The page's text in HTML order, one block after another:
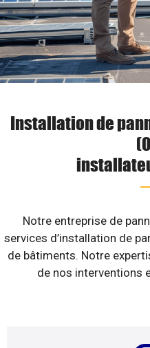
Installation de
Notre entreprise de
services d’installation de
de bâtiments. Notre
de nos interventions